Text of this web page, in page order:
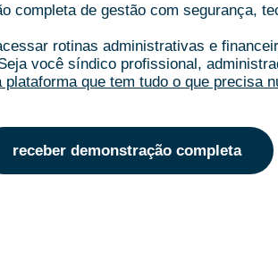
completa de gestão com segurança,
rotinas administrativas e
você síndico profissional,
plataforma que tem tudo o que precisa
receber demonstração completa